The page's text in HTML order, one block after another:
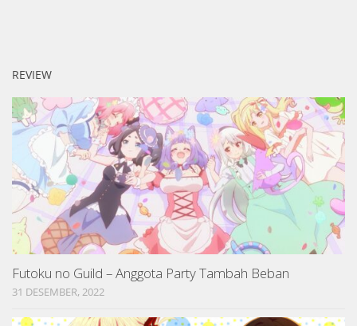
REVIEW
Futoku no Guild – Anggota Party Tambah Beban
31 DESEMBER, 2022